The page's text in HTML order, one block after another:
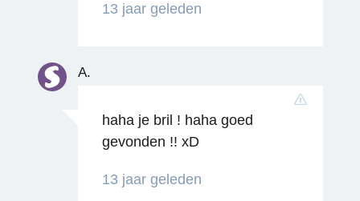
13 jaar geleden
A.
haha je bril ! haha goed
gevonden !! xD
13 jaar geleden